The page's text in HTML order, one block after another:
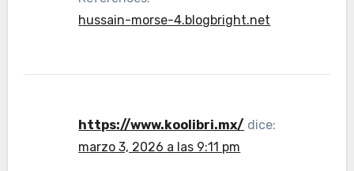
hussain-morse-4.blogbright.net
https://www.koolibri.mx/ dice:
marzo 3, 2026 a las 9:11 pm